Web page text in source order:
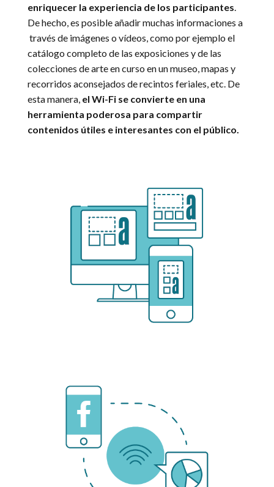
enriquecer la experiencia de los participantes.
De hecho, es posible añadir muchas informaciones a
través de imágenes o vídeos, como por ejemplo el
catálogo completo de las exposiciones y de las
colecciones de arte en curso en un museo, mapas y
recorridos aconsejados de recintos feriales, etc. De
esta manera, el Wi-Fi se convierte en una
herramienta poderosa para compartir
contenidos útiles e interesantes con el público.